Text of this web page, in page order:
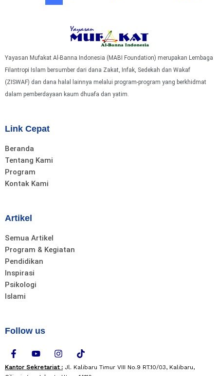
Yayasan Mufakat Al-Banna Indonesia (MABI Foundation) merupakan Lembaga
Filantropi Islam bersumber dari dana Zakat, Infak, Sedekah dan Wakaf
(ZISWAF) dan dana halal lainnya melalui program-program yang berkhidmat
dalam pemberdayaan kaum dhuafa dan yatim.
Link Cepat
Beranda
Tentang Kami
Program
Kontak Kami
Artikel
Semua Artikel
Program & Kegiatan
Pendidikan
Inspirasi
Psikologi
Islami
Follow us
F
a
c
Y
o
u
I
n
s
T
i
k
Kantor Sekretariat : Jl. Kalibaru Timur VIII No.9 RT.10/03, Kalibaru,